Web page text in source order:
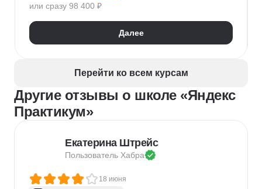
Kanban
Scrum
Управление проектами
Тайм-менеджмент
Управление удаленной командой
или сразу 98 400 ₽
Далее
Перейти ко всем курсам
Другие отзывы о школе «Яндекс
Практикум»
Екатерина Штрейс
Пользователь Хабра
18 июня